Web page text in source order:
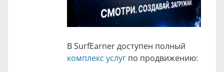
В SurfEarner доступен полный
комплекс услуг по продвижению: